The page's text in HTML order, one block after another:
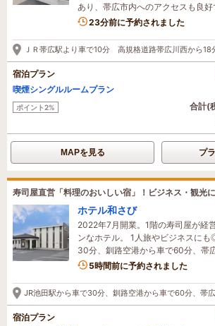
あり、帯広市内へのアクセスも良好
3名がこの宿を見ています
23分前に予約されました
ＪＲ帯広駅より車で10分 高規格道路帯広川西から18
宿泊プラン
喫煙シングルルームプラン
ポイント2% 合計(
MAPを見る プ
寿司屋直営「料理のおいしい宿」！ビジネス・観光に
ホテル和さび
2022年7月開業。1階の寿司屋が経
ンなホテル。 1人旅やビジネスに
30分、釧路空港から車で60分、帯
1名がこの宿を見ています
5時間前に予約されました
JR池田駅から車で30分、釧路空港から車で60分、帯
宿泊プラン